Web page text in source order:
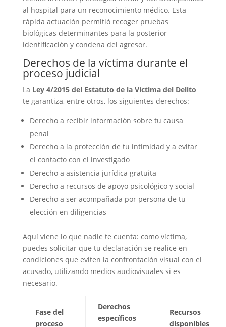
al hospital para un reconocimiento médico. Esta
rápida actuación permitió recoger pruebas
biológicas determinantes para la posterior
identificación y condena del agresor.
Derechos de la víctima durante el
proceso judicial
La Ley 4/2015 del Estatuto de la Víctima del Delito
te garantiza, entre otros, los siguientes derechos:
Derecho a recibir información sobre tu causa
penal
Derecho a la protección de tu intimidad y a evitar
el contacto con el investigado
Derecho a asistencia jurídica gratuita
Derecho a recursos de apoyo psicológico y social
Derecho a ser acompañada por persona de tu
elección en diligencias
Aquí viene lo que nadie te cuenta: como víctima,
puedes solicitar que tu declaración se realice en
condiciones que eviten la confrontación visual con el
acusado, utilizando medios audiovisuales si es
necesario.
Fase del
proceso
Derechos
específicos
Recursos
disponibles